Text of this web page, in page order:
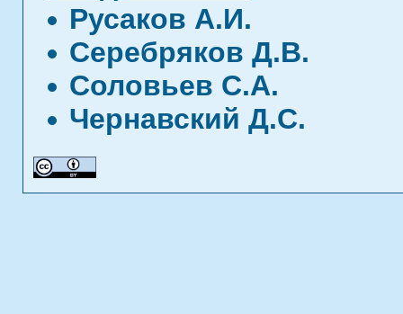
Русаков А.И.
Серебряков Д.В.
Соловьев С.А.
Чернавский Д.С.